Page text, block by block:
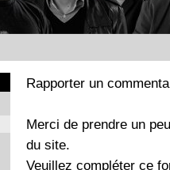
Rapporter un
Merci de prendre un
du site.
Veuillez compléter ce